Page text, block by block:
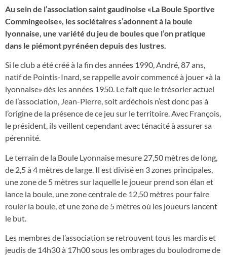
Au sein de l’association saint gaudinoise «La Boule Sportive
Commingeoise», les sociétaires s’adonnent à la boule
lyonnaise, une variété du jeu de boules que l’on pratique
dans le piémont pyrénéen depuis des lustres.
Si le club a été créé à la fin des années 1990, André, 87 ans,
natif de Pointis-Inard, se rappelle avoir commencé à jouer «à la
lyonnaise» dès les années 1950. Le fait que le trésorier actuel
de l’association, Jean-Pierre, soit ardéchois n’est donc pas à
l’origine de la présence de ce jeu sur le territoire. Avec François,
le président, ils veillent cependant avec ténacité à assurer sa
pérennité.
Le terrain de la Boule Lyonnaise mesure 27,50 mètres de long,
de 2,5 à 4 mètres de large. Il est divisé en 3 zones principales,
une zone de 5 mètres sur laquelle le joueur prend son élan et
lance la boule, une zone centrale de 12,50 mètres pour faire
rouler la boule, et une zone de 5 mètres où les joueurs lancent
le but.
Les membres de l’association se retrouvent tous les mardis et
jeudis de 14h30 à 17h00 sous les ombrages du boulodrome de